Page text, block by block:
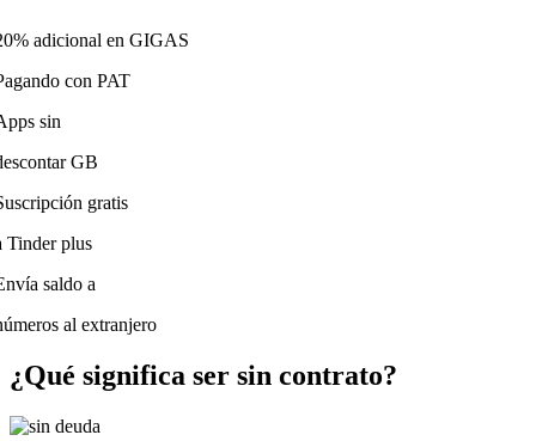
adicional en GIGAS
con PAT
sin
GB
gratis
Tinder plus
saldo a
al extranjero
¿Qué significa ser sin contrato?